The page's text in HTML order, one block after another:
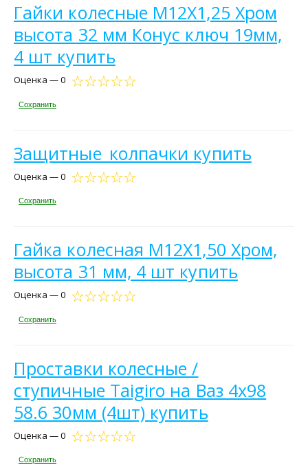
Гайки колесные M12X1,25 Хром
высота 32 мм Конус ключ 19мм,
4 шт купить
Оценка — 0
Сохранить
Защитные_колпачки купить
Оценка — 0
Сохранить
Гайка колесная M12X1,50 Хром,
высота 31 мм, 4 шт купить
Оценка — 0
Сохранить
Проставки колесные /
ступичные Taigiro на Ваз 4х98
58.6 30мм (4шт) купить
Оценка — 0
Сохранить